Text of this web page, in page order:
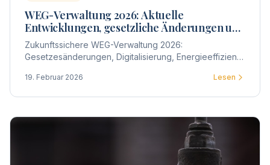
WEG-Verwaltung 2026: Aktuelle
Entwicklungen, gesetzliche Änderungen und
praktische Auswirkungen für
Wohnungseigentümergemeinschaften
Zukunftssichere WEG-Verwaltung 2026:
Gesetzesänderungen, Digitalisierung, Energieeffizienz
Wohnungseigentümergemeinschaften jetzt strategisch
19. Februar 2026 Lesen